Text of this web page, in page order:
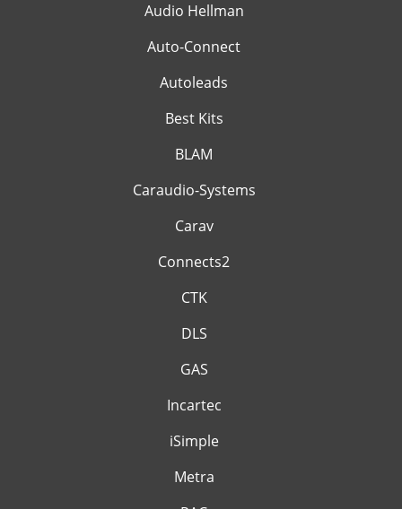
Audio Hellman
Auto-Connect
Autoleads
Best Kits
BLAM
Caraudio-Systems
Carav
Connects2
CTK
DLS
GAS
Incartec
iSimple
Metra